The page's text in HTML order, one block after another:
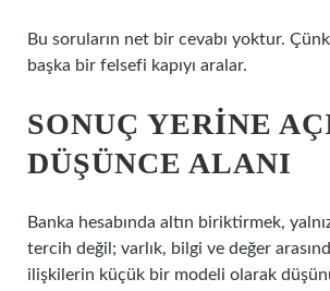
Bu soruların net bir cevabı yoktur.
başka bir felsefi kapıyı aralar.
SONUÇ YERINE
DÜŞÜNCE ALANI
Banka hesabında altın biriktirmek,
tercih değil; varlık, bilgi ve değer
ilişkilerin küçük bir modeli olarak